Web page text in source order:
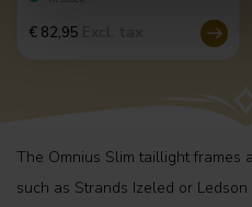
€ 82,95
The Omnius Slim taillight frames
such as Strands Izeled or